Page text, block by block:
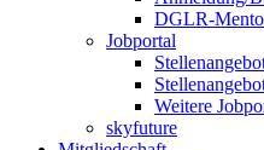
DGLR-
Jobportal
Weitere
skyfuture